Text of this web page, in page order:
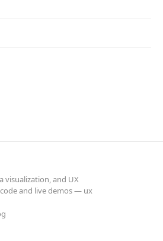
visualization, and UX
and live demos — ux